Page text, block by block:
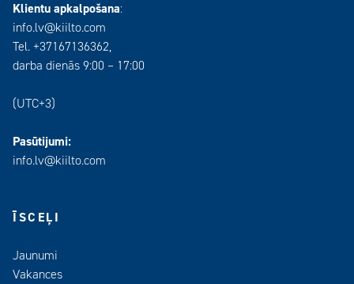
Klientu apkalpošana:
info.lv@kiilto.com
Tel. +37167136362,
darba dienās 9:00 – 17:00
(UTC+3)
Pasūtijumi:
info.lv@kiilto.com
ĪSCEĻI
Jaunumi
Vakances